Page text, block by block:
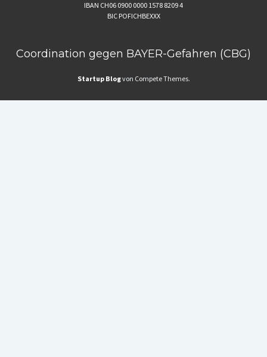
IBAN CH06 0900 0000 1578 8209 4
BIC POFICHBEXXX
Coordination gegen BAYER-Gefahren (CBG)
Startup Blogvon Compete Themes.